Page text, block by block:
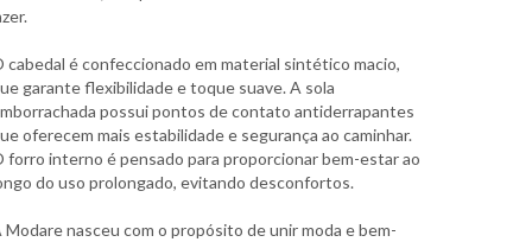
cabedal é confeccionado em material sintético macio,
garante flexibilidade e toque suave. A sola
possui pontos de contato antiderrapantes
oferecem mais estabilidade e segurança ao caminhar.
forro interno é pensado para proporcionar bem-estar ao
do uso prolongado, evitando desconfortos.
Modare nasceu com o propósito de unir moda e bem-